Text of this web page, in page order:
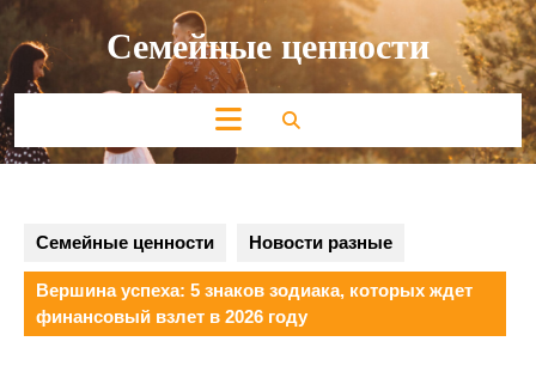
Перейти
содержимому Семейные ценности
Кнопка
Открыть
Семейные ценности Новости разные
Вершина успеха: 5 знаков зодиака, которых ждет
финансовый взлет в 2026 году